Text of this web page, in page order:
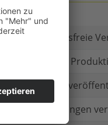
Gibt es Kautionsfreie
Investitionen in
Geschäftsform
Firmenbeteiligungen